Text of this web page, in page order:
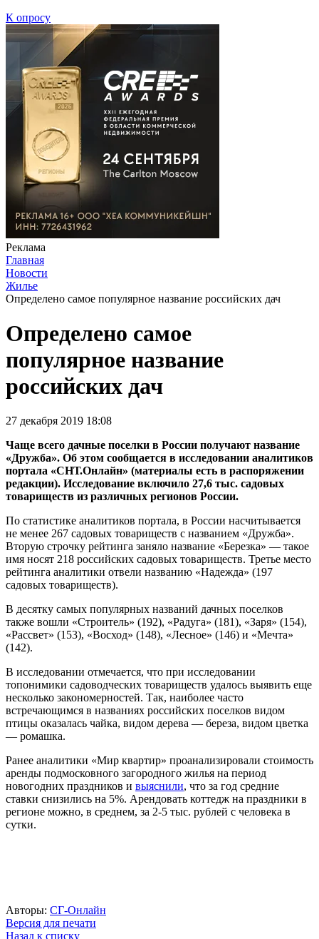
К опросу
Реклама
Главная
Новости
Жилье
Определено самое популярное название российских дач
Определено самое
популярное название
российских дач
27 декабря 2019 18:08
Чаще всего дачные поселки в России получают название
«Дружба». Об этом сообщается в исследовании аналитиков
портала «СНТ.Онлайн» (материалы есть в распоряжении
редакции). Исследование включило 27,6 тыс. садовых
товариществ из различных регионов России.
По статистике аналитиков портала, в России насчитывается
не менее 267 садовых товариществ с названием «Дружба».
Вторую строчку рейтинга заняло название «Березка» — такое
имя носят 218 российских садовых товариществ. Третье место
рейтинга аналитики отвели названию «Надежда» (197
садовых товариществ).
В десятку самых популярных названий дачных поселков
также вошли «Строитель» (192), «Радуга» (181), «Заря» (154),
«Рассвет» (153), «Восход» (148), «Лесное» (146) и «Мечта»
(142).
В исследовании отмечается, что при исследовании
топонимики садоводческих товариществ удалось выявить еще
несколько закономерностей. Так, наиболее часто
встречающимся в названиях российских поселков видом
птицы оказалась чайка, видом дерева — береза, видом цветка
— ромашка.
Ранее аналитики «Мир квартир» проанализировали стоимость
аренды подмосковного загородного жилья на период
новогодних праздников и выяснили, что за год средние
ставки снизились на 5%. Арендовать коттедж на праздники в
регионе можно, в среднем, за 2-5 тыс. рублей с человека в
сутки.
Авторы: СГ-Онлайн
Версия для печати
Назад к списку